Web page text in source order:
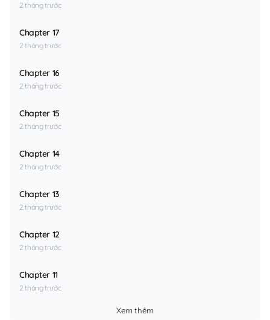
2 tháng trước
Chapter 17
2 tháng trước
Chapter 16
2 tháng trước
Chapter 15
2 tháng trước
Chapter 14
2 tháng trước
Chapter 13
2 tháng trước
Chapter 12
2 tháng trước
Chapter 11
2 tháng trước
Xem thêm